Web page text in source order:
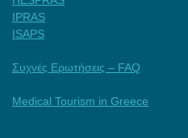
IPRAS
ISAPS
Συχνές Ερωτήσεις – FAQ
Medical Tourism in Greece